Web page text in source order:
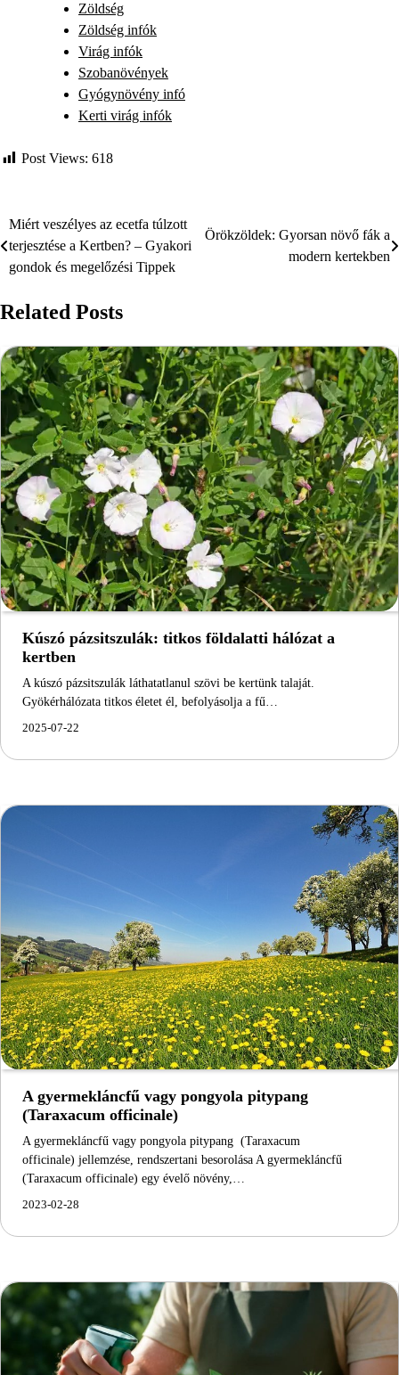
Zöldség
Zöldség infók
Virág infók
Szobanövények
Gyógynövény infó
Kerti virág infók
Post Views: 618
Bejegyzés
navigáció
Miért veszélyes az ecetfa túlzott
terjesztése a Kertben? – Gyakori
gondok és megelőzési Tippek
Örökzöldek: Gyorsan növő fák a
modern kertekben
Related Posts
Kúszó pázsitszulák: titkos földalatti hálózat a
kertben
A kúszó pázsitszulák láthatatlanul szövi be kertünk talaját.
Gyökérhálózata titkos életet él, befolyásolja a fű…
2025-07-22
A gyermekláncfű vagy pongyola pitypang
(Taraxacum officinale)
A gyermekláncfű vagy pongyola pitypang (Taraxacum
officinale) jellemzése, rendszertani besorolása A gyermekláncfű
(Taraxacum officinale) egy évelő növény,…
2023-02-28